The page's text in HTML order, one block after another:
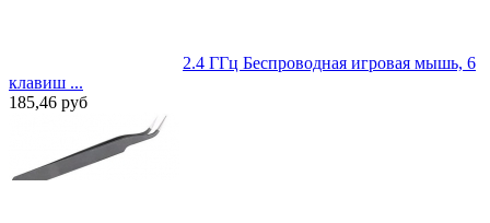
2.4 ГГц Беспроводная игровая мышь, 6
клавиш ...
185,46 руб